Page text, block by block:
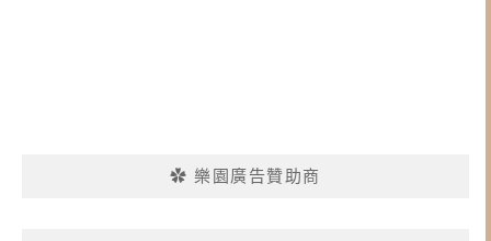
✿ 樂園廣告贊助商